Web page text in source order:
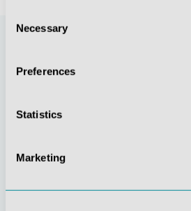
Selection
Necessary
Preferences
Statistics
Marketing
Innovationskraft